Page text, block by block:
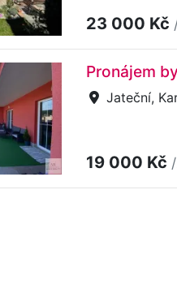
23 000 Kč
Pronájem
Jateční,
19 000 Kč